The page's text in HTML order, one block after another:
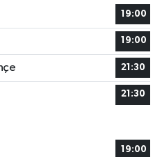
19:00
19:00
21:30
21:30
19:00